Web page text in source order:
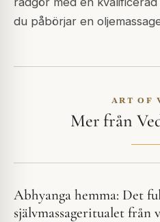
du påbörjar en
ART OF
Mer från
Abhyanga hemma: Det
självmassageritualet från